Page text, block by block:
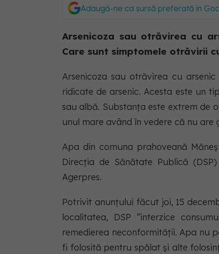
Adaugă-ne ca sursă preferată în
Arsenicoza sau otrăvirea cu
Care sunt simptomele otrăvirii
Arsenicoza sau otrăvirea cu
ridicate de arsenic. Acesta este un
sau albă. Substanța este extrem de
unul mare având în vedere că nu are
Apa din comuna prahoveană
Direcţia de Sănătate Publică
Agerpres.
Potrivit anunțului făcut joi, 15
localitatea, DSP ”interzice
remedierea neconformității. Apa nu
fi folosită pentru spălat și alte